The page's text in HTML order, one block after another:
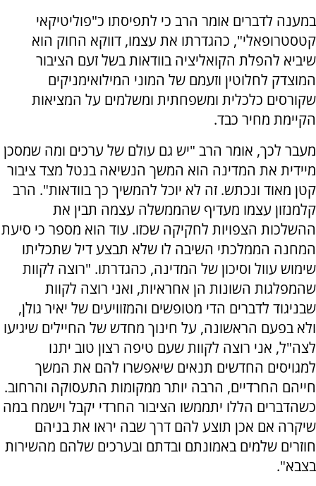
במענה לדברים אומר הרב כי לתפיסתו כ"פוליטיקאי
קטסטרופאלי", כהגדרתו את עצמו, דווקא החוק הוא
שיביא להפלת הקואליציה בוודאות בשל זעם הציבור
המוצדק לחלוטין וזעמם של המוני המילואימניקים
שקורסים כלכלית ומשפחתית ומשלמים על המציאות
הקיימת מחיר כבד.
מעבר לכך, אומר הרב "יש גם עולם של ערכים ומה שמסכן
מיידית את המדינה הוא המשך הנשיאה בנטל מצד ציבור
קטן מאוד ונכתש. זה לא יוכל להמשיך כך בוודאות". הרב
קלמנזון עצמו מעדיף שהממשלה עצמה תבין את
ההשלכות הצפויות לחקיקה שכזו. עוד הוא מספר כי סיעת
המחנה הממלכתי השיבה לו שלא תבצע דיל שתכליתו
שימוש עוול וסיכון של המדינה, כהגדרתו. "רוצה לקוות
שהמפלגות השונות הן אחראיות, ואני רוצה לקוות
שבניגוד לדברים הדי מטופשים והמזוויעים של יאיר גולן,
ולא בפעם הראשונה, על חינוך מחדש של החיילים שיגיעו
לצה"ל, אני רוצה לקוות שעם טיפה רצון טוב יתנו
למגויסים החדשים תנאים שיאפשרו להם את המשך
חייהם החרדיים, הרבה יותר ממקומות התעסוקה והרחוב.
כשהדברים הללו יתממשו הציבור החרדי יקבל וישמח במה
שיקרה אם אכן תוצע להם דרך שבה יראו את בניהם
חוזרים שלמים באמונתם ובדתם ובערכים שלהם מהשירות
בצבא".